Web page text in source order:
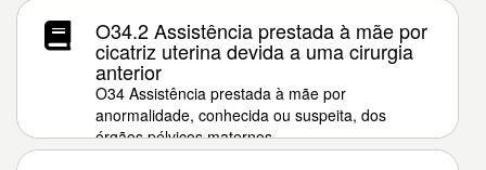
O34.2 Assistência prestada à mãe por
cicatriz uterina devida a uma cirurgia
anterior
O34 Assistência prestada à mãe por
anormalidade, conhecida ou suspeita, dos
órgãos pélvicos maternos